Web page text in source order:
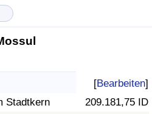
[Bearbeiten]
Stadtkern
209.181,75 ID
(aktuell)